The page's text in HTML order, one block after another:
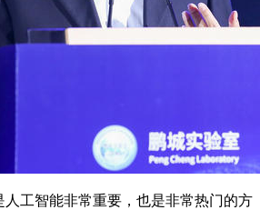
工智能非常重要，也是非常热门的方